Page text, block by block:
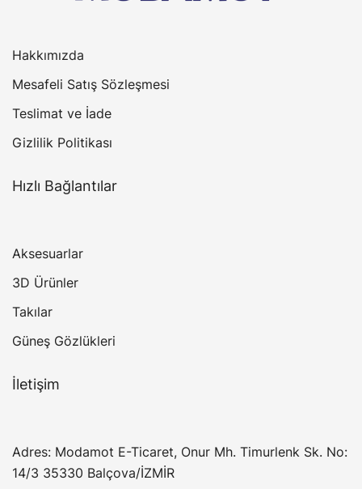
Hakkımızda
Mesafeli Satış Sözleşmesi
Teslimat ve İade
Gizlilik Politikası
Hızlı Bağlantılar
Aksesuarlar
3D Ürünler
Takılar
Güneş Gözlükleri
İletişim
Adres: Modamot E-Ticaret, Onur Mh. Timurlenk Sk. No:
14/3 35330 Balçova/İZMİR